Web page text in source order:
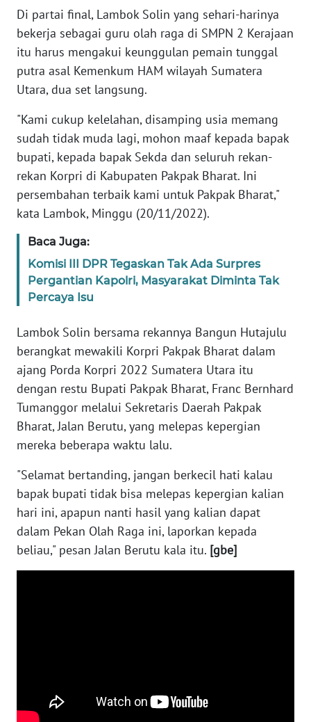
Di partai final, Lambok Solin yang sehari-harinya
bekerja sebagai guru olah raga di SMPN 2 Kerajaan
itu harus mengakui keunggulan pemain tunggal
putra asal Kemenkum HAM wilayah Sumatera
Utara, dua set langsung.
"Kami cukup kelelahan, disamping usia memang
sudah tidak muda lagi, mohon maaf kepada bapak
bupati, kepada bapak Sekda dan seluruh rekan-
rekan Korpri di Kabupaten Pakpak Bharat. Ini
persembahan terbaik kami untuk Pakpak Bharat,"
kata Lambok, Minggu (20/11/2022).
Baca Juga:
Komisi III DPR Tegaskan Tak Ada Surpres
Pergantian Kapolri, Masyarakat Diminta Tak
Percaya Isu
Lambok Solin bersama rekannya Bangun Hutajulu
berangkat mewakili Korpri Pakpak Bharat dalam
ajang Porda Korpri 2022 Sumatera Utara itu
dengan restu Bupati Pakpak Bharat, Franc Bernhard
Tumanggor melalui Sekretaris Daerah Pakpak
Bharat, Jalan Berutu, yang melepas kepergian
mereka beberapa waktu lalu.
"Selamat bertanding, jangan berkecil hati kalau
bapak bupati tidak bisa melepas kepergian kalian
hari ini, apapun nanti hasil yang kalian dapat
dalam Pekan Olah Raga ini, laporkan kepada
beliau," pesan Jalan Berutu kala itu. [gbe]
WN
PAPUA
BARAT
WN
SERAMBI
WN
JAMBI
SULTRA
WN
WN
SULTENG
WN
SULBAR
BABEL
WN
SUMBAR
WN
SUMSEL
WN